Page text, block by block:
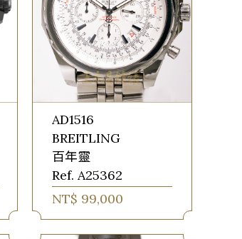
AD1516
BREITLING
百年靈
Ref. A25362
NT$ 99,000